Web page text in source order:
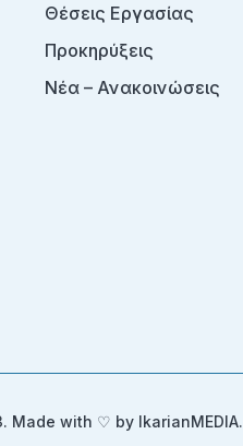
Θέσεις Εργασίας
Προκηρύξεις
Νέα – Ανακοινώσεις
Made with ♡ by IkarianMEDIA.